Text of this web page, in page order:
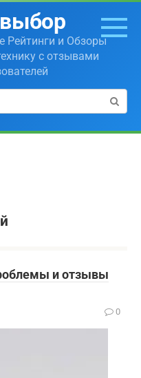
Рейтинги и Обзоры
с отзывами
и отзывы
0